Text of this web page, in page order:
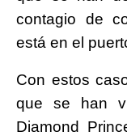
contagio de
está en el
Con estos
que se han
Diamond